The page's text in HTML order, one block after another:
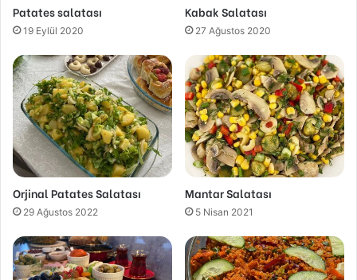
Patates salatası
19 Eylül 2020
Kabak Salatası
27 Ağustos 2020
Orjinal Patates Salatası
29 Ağustos 2022
Mantar Salatası
5 Nisan 2021